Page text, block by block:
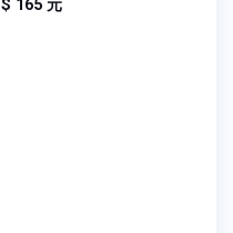
$ 165 元